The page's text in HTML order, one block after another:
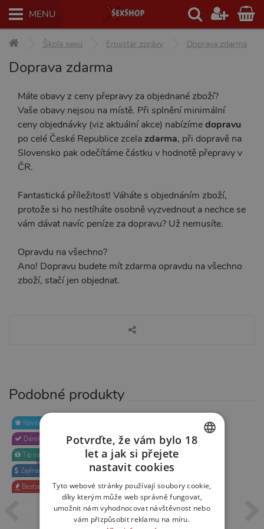
MENU
Škola sexu Erosstar zprávy Doprava zdarma
Doprava zdarma
Máte obavy z ceny přepravy za objednané zboží?
Vaše obavy nejsou na místě. Při splnění minimální
ceny objednávky (viz aktuální akce) nabízímedopravu
po celé České Republice zcelazdarma, při dopravě na
Slovensko pak odečítáme částku v hodnotě přepravy v
ČR.
Fantastická příležitost! Váháte s objednáním zboží,
protože si ho nestíháte osobně vyzvednout a nechce se
vám dávat navíc peníze za dopravu? Už nemusíte.
Opravdu na všechno?
Ano! Dopravu budete mít zdarma opravdu na všechno
zboží, stačí jen objednat.
Podobné produkty
Novinka
Dárek
Tip na dárek
Zajímavá cena
Bestseller
Top produkt
Tip na dárek
Zajímavá cena
Bestseller
ENGLISH
Potvrďte, že vám bylo 18
let a jak si přejete
nastavit cookies
Tyto webové stránky používají soubory cookie,
díky kterým může web správně fungovat,
umožnit nám vyhodnocovat návštěvnost nebo
vám přizpůsobit reklamu na míru.